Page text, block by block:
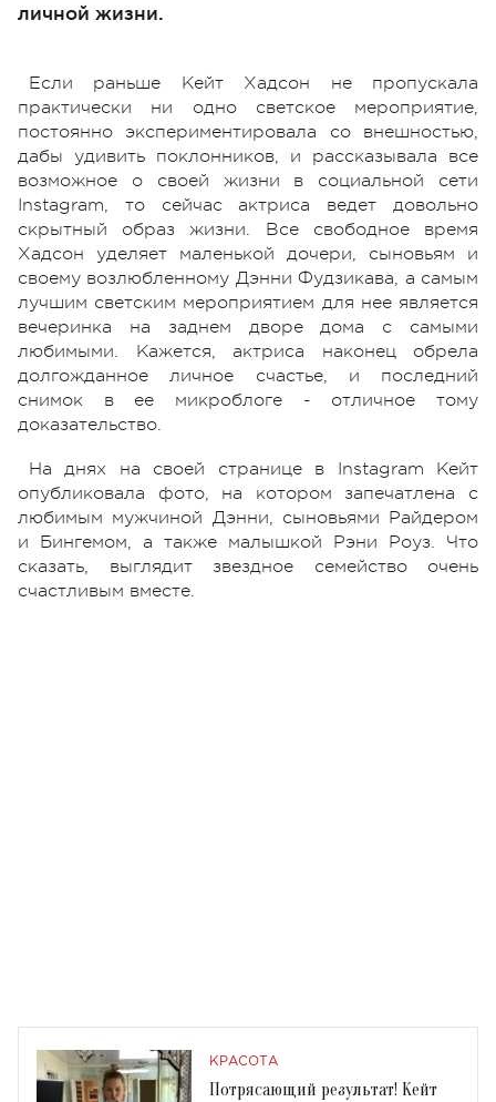
личной жизни.
Если раньше Кейт Хадсон не пропускала
практически ни одно светское мероприятие,
постоянно экспериментировала со внешностью,
дабы удивить поклонников, и рассказывала все
возможное о своей жизни в социальной сети
Instagram, то сейчас актриса ведет довольно
скрытный образ жизни. Все свободное время
Хадсон уделяет маленькой дочери, сыновьям и
своему возлюбленному Дэнни Фудзикава, а самым
лучшим светским мероприятием для нее является
вечеринка на заднем дворе дома с самыми
любимыми. Кажется, актриса наконец обрела
долгожданное личное счастье, и последний
снимок в ее микроблоге - отличное тому
доказательство.
На днях на своей странице в Instagram Кейт
опубликовала фото, на котором запечатлена с
любимым мужчиной Дэнни, сыновьями Райдером
и Бингемом, а также малышкой Рэни Роуз. Что
сказать, выглядит звездное семейство очень
счастливым вместе.
КРАСОТА
Потрясающий результат! Кейт